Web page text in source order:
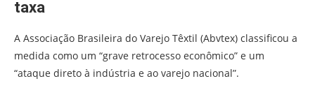
taxa
A Associação Brasileira do Varejo Têxtil (Abvtex) classificou a
medida como um “grave retrocesso econômico” e um
“ataque direto à indústria e ao varejo nacional”.